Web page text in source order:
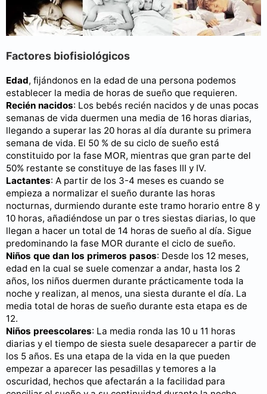
Factores biofisiológicos
Edad, fijándonos en la edad de una persona podemos
establecer la media de horas de sueño que requieren.
Recién nacidos: Los bebés recién nacidos y de unas pocas
semanas de vida duermen una media de 16 horas diarias,
llegando a superar las 20 horas al día durante su primera
semana de vida. El 50 % de su ciclo de sueño está
constituido por la fase MOR, mientras que gran parte del
50% restante se constituye de las fases III y IV.
Lactantes: A partir de los 3-4 meses es cuando se
empieza a normalizar el sueño durante las horas
nocturnas, durmiendo durante este tramo horario entre 8 y
10 horas, añadiéndose un par o tres siestas diarias, lo que
llegan a hacer un total de 14 horas de sueño al día. Sigue
predominando la fase MOR durante el ciclo de sueño.
Niños que dan los primeros pasos: Desde los 12 meses,
edad en la cual se suele comenzar a andar, hasta los 2
años, los niños duermen durante prácticamente toda la
noche y realizan, al menos, una siesta durante el día. La
media total de horas de sueño durante esta etapa es de
12.
Niños preescolares: La media ronda las 10 u 11 horas
diarias y el tiempo de siesta suele desaparecer a partir de
los 5 años. Es una etapa de la vida en la que pueden
empezar a aparecer las pesadillas y temores a la
oscuridad, hechos que afectarán a la facilidad para